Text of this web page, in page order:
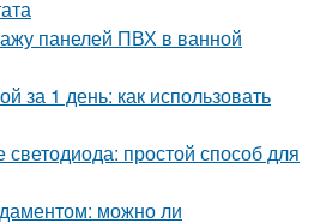
панелей ПВХ в ванной
за 1 день: как использовать
простой способ для
можно ли